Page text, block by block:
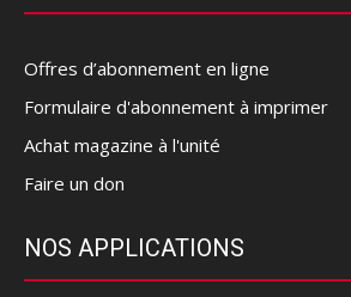
Offres d’abonnement en ligne
Formulaire d'abonnement à imprimer
Achat magazine à l'unité
Faire un don
NOS APPLICATIONS